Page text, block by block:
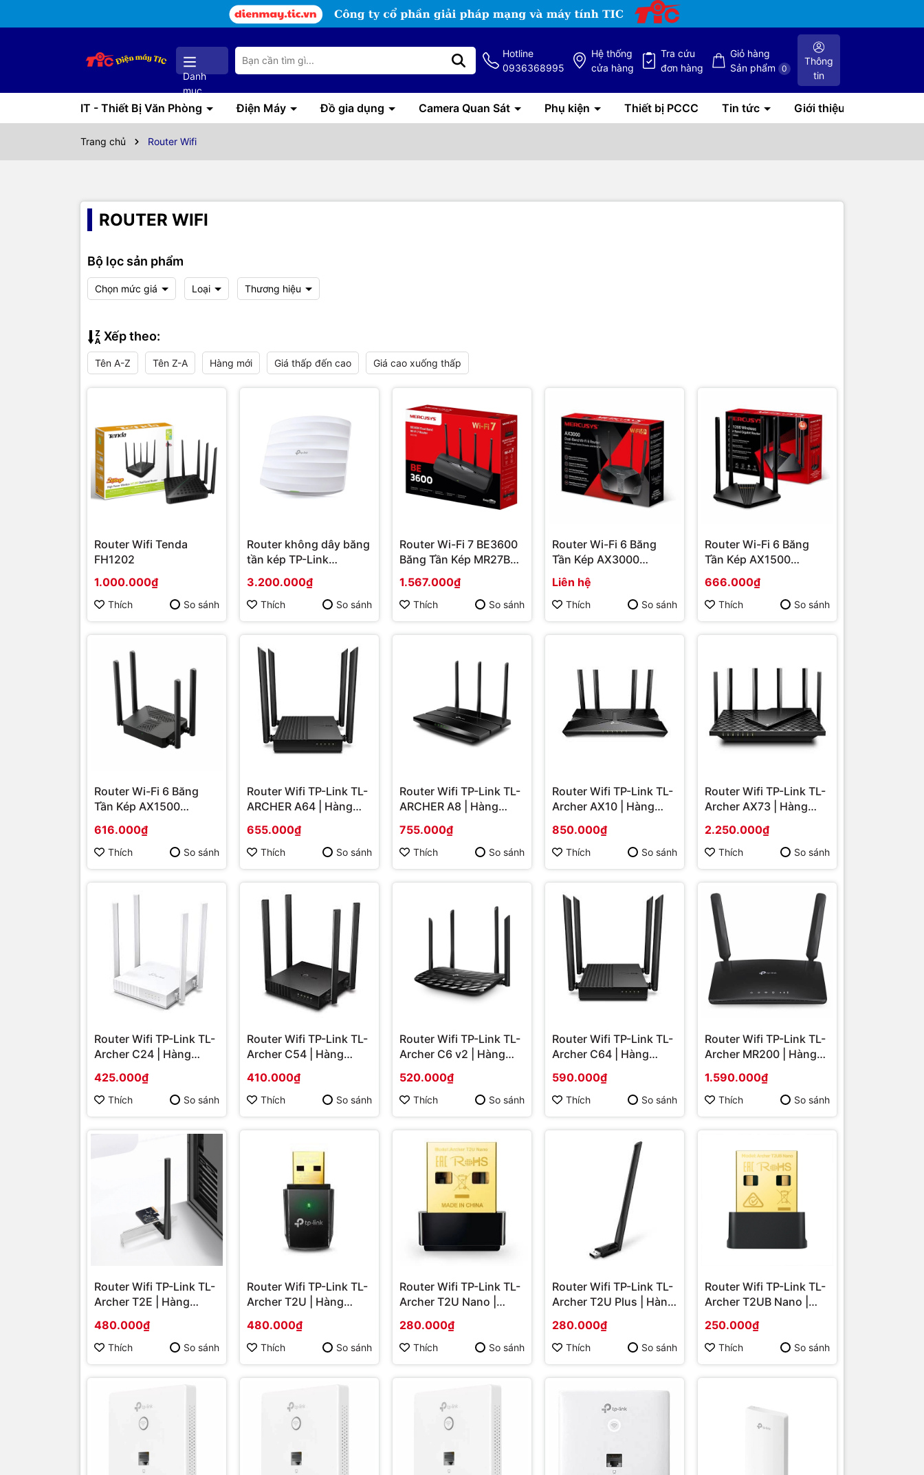
Danh
mục
Hotline
0936368995
Hệ thống
cửa hàng
Tra cứu
đơn hàng
Giỏ hàng
Sản phẩm
0
Thông
tin
IT - Thiết Bị Văn Phòng Điện Máy Đồ gia dụng Camera Quan Sát Phụ kiện Thiết bị PCCC Tin tức Giới thiệu
Trang chủ Router Wifi
ROUTER WIFI
Bộ lọc sản phẩm
Chọn mức giá Loại Thương hiệu
Xếp theo:
Tên A-Z Tên Z-A Hàng mới Giá thấp đến cao Giá cao xuống thấp
Router Wifi Tenda
FH1202
1.000.000₫
Thích So sánh
Router không dây băng
tần kép TP-Link
3.200.000₫
Thích So sánh
Router Wi-Fi 7 BE3600
Băng Tần Kép MR27BE |
1.567.000₫
Thích So sánh
Router Wi-Fi 6 Băng
Tần Kép AX3000
MR80X | Hàng chính
hãng
Liên hệ
Thích So sánh
Router Wi-Fi 6 Băng
Tần Kép AX1500
hãng
666.000₫
Thích So sánh
Router Wi-Fi 6 Băng
Tần Kép AX1500
hãng
616.000₫
Thích So sánh
Router Wifi TP-Link TL-
ARCHER A64 | Hàng
655.000₫
Thích So sánh
Router Wifi TP-Link TL-
ARCHER A8 | Hàng
755.000₫
Thích So sánh
Router Wifi TP-Link TL-
Archer AX10 | Hàng
850.000₫
Thích So sánh
Router Wifi TP-Link TL-
Archer AX73 | Hàng
2.250.000₫
Thích So sánh
Router Wifi TP-Link TL-
Archer C24 | Hàng
425.000₫
Thích So sánh
Router Wifi TP-Link TL-
Archer C54 | Hàng
410.000₫
Thích So sánh
Router Wifi TP-Link TL-
Archer C6 v2 | Hàng
520.000₫
Thích So sánh
Router Wifi TP-Link TL-
Archer C64 | Hàng
590.000₫
Thích So sánh
Router Wifi TP-Link TL-
Archer MR200 | Hàng
1.590.000₫
Thích So sánh
Router Wifi TP-Link TL-
Archer T2E | Hàng
480.000₫
Thích So sánh
Router Wifi TP-Link TL-
Archer T2U | Hàng
480.000₫
Thích So sánh
Router Wifi TP-Link TL-
Archer T2U Nano |
280.000₫
Thích So sánh
Router Wifi TP-Link TL-
Archer T2U Plus | Hàng
280.000₫
Thích So sánh
Router Wifi TP-Link TL-
Archer T2UB Nano |
250.000₫
Thích So sánh